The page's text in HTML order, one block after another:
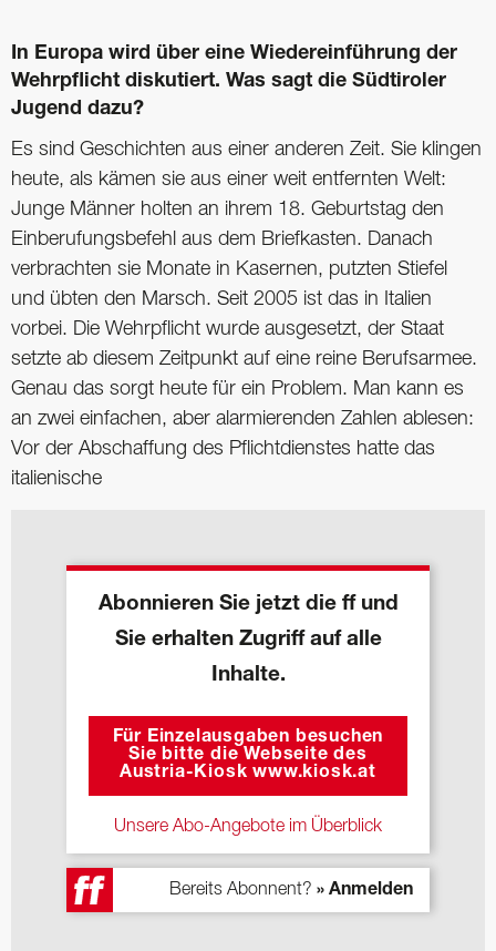
In Europa wird über eine Wiedereinführung der
Wehrpflicht diskutiert. Was sagt die Südtiroler
Jugend dazu?
Es sind Geschichten aus einer anderen Zeit. Sie klingen
heute, als kämen sie aus einer weit entfernten Welt:
Junge Männer holten an ihrem 18. Geburtstag den
Einberufungsbefehl aus dem Briefkasten. Danach
verbrachten sie Monate in Kasernen, putzten Stiefel
und übten den Marsch. Seit 2005 ist das in Italien
vorbei. Die Wehrpflicht wurde ausgesetzt, der Staat
setzte ab diesem Zeitpunkt auf eine reine Berufsarmee.
Genau das sorgt heute für ein Problem. Man kann es
an zwei einfachen, aber alarmierenden Zahlen ablesen:
Vor der Abschaffung des Pflichtdienstes hatte das
italienische
Abonnieren Sie jetzt die ff und
Sie erhalten Zugriff auf alle
Inhalte.
Für Einzelausgaben besuchen
Sie bitte die Webseite des
Austria-Kiosk www.kiosk.at
Unsere Abo-Angebote im Überblick
Bereits Abonnent? » Anmelden